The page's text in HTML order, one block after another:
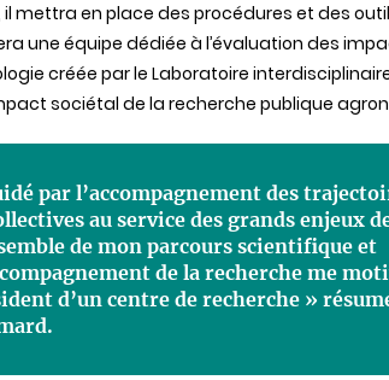
il mettra en place des procédures et des
une équipe dédiée à l’évaluation des
créée par le Laboratoire
sociétal de la recherche publique
par l’accompagnement des
au service des grands enjeux
de mon parcours scientifique et
de la recherche me
d’un centre de recherche »